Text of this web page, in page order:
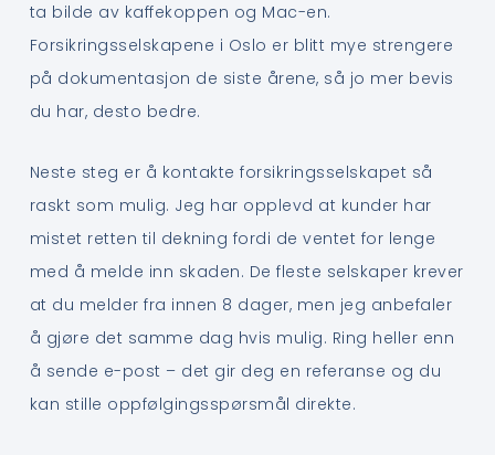
ta bilde av kaffekoppen og Mac-en.
Forsikringsselskapene i Oslo er blitt mye strengere
på dokumentasjon de siste årene, så jo mer bevis
du har, desto bedre.
Neste steg er å kontakte forsikringsselskapet så
raskt som mulig. Jeg har opplevd at kunder har
mistet retten til dekning fordi de ventet for lenge
med å melde inn skaden. De fleste selskaper krever
at du melder fra innen 8 dager, men jeg anbefaler
å gjøre det samme dag hvis mulig. Ring heller enn
å sende e-post – det gir deg en referanse og du
kan stille oppfølgingsspørsmål direkte.